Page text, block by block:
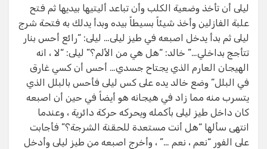
ليلى أن تأخذ وضعية الكلب وأن تباعد أليتيها بيديها ثم فتح
علبة الفازلين وأخذ شيئاً بسيطاً بيده وبدأ يدلك به فتحة شرج
ليلى ثم بدأ يدخل اصبعه في طيز ليلى… ليلى: “رائع أحس بنار
تتأجج بداخلي…” خالد: “هل هي من الألم؟” ليلى: “لا ، انه
الهيجان العارم الذي يجتاح جسدي… أحس أن كسي غارق
في البلل” وضع خالد يده على كس ليلى فأحس بالبلل الذي
يتسرب منه مما زاد في هيجانه هو أيضاً في حين أن اصبعه
كان داخل طيز ليلى بأكمله ويحركه حركة دائرية ، وعندما
انتهى سألها “هل أنت مستعدة للحقنة الشرجة؟” فأجابت
على الفور “نعم ، نعم …” ، وأخرج اصبعه من طيز ليلى وأدخل